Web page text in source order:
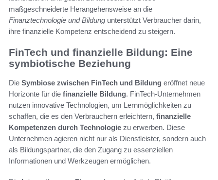
maßgeschneiderte Herangehensweise an die
Finanztechnologie und Bildung unterstützt Verbraucher darin,
ihre finanzielle Kompetenz entscheidend zu steigern.
FinTech und finanzielle Bildung: Eine
symbiotische Beziehung
Die Symbiose zwischen FinTech und Bildung eröffnet neue
Horizonte für die finanzielle Bildung. FinTech-Unternehmen
nutzen innovative Technologien, um Lernmöglichkeiten zu
schaffen, die es den Verbrauchern erleichtern, finanzielle
Kompetenzen durch Technologie zu erwerben. Diese
Unternehmen agieren nicht nur als Dienstleister, sondern auch
als Bildungspartner, die den Zugang zu essenziellen
Informationen und Werkzeugen ermöglichen.